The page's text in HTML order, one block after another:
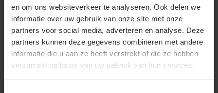
en om ons websiteverkeer te analyseren. Ook delen we
informatie over uw gebruik van onze site met onze
partners voor social media, adverteren en analyse. Deze
partners kunnen deze gegevens combineren met andere
informatie die u aan ze heeft verstrekt of die ze hebben
verzameld op basis van uw gebruik van hun services.
• 85% biologisch katoen / 15% TENCEL™ Modal
• French terry – 280 g/m²
• Medium fit (unisex)
• Dubbel gevoerde capuchon
• Ingezette mouwen
• 1x1 rib manchetten en zoom
• Nekband van dezelfde stof